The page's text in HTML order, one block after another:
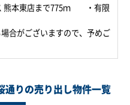
熊本東店まで775ｍ ・有限
合がございますので、予めご
通りの売り出し物件一覧